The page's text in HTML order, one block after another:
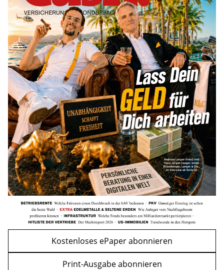
WEITERE ARTIKEL
zurückweiter
Goldpreis erreicht Sieben-Wochen-
Hoch nach schwachen US-Jobdaten
mehr
Mütterrente III Tabelle: So viel Renten-
Nachzahlung ist pro Kind möglich
mehr
Kostenloses ePaper abonnieren
Print-Ausgabe abonnieren